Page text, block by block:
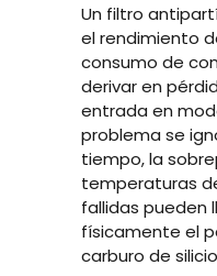
Un filtro
el rendimiento
consumo de
derivar en
entrada en
problema se
tiempo, la
temperaturas
fallidas pueden
físicamente el
carburo de